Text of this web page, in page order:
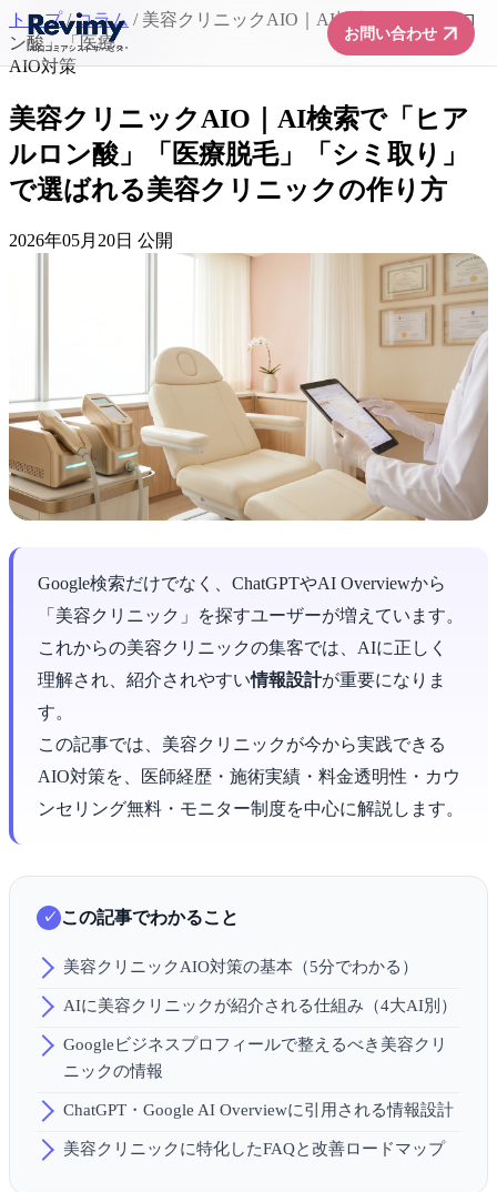
お問い合わせarrow_forward
トップ / コラム / 美容クリニックAIO｜AI検索で「ヒアルロ
ン酸」「医療...
AIO対策
美容クリニックAIO｜AI検索で「ヒア
ルロン酸」「医療脱毛」「シミ取り」
で選ばれる美容クリニックの作り方
2026年05月20日 公開
Google検索だけでなく、ChatGPTやAI Overviewから
「美容クリニック」を探すユーザーが増えています。
これからの美容クリニックの集客では、AIに正しく
理解され、紹介されやすい情報設計が重要になりま
す。
この記事では、美容クリニックが今から実践できる
AIO対策を、医師経歴・施術実績・料金透明性・カウ
ンセリング無料・モニター制度を中心に解説します。
この記事でわかること
美容クリニックAIO対策の基本（5分でわかる）
AIに美容クリニックが紹介される仕組み（4大AI別）
Googleビジネスプロフィールで整えるべき美容クリ
ニックの情報
ChatGPT・Google AI Overviewに引用される情報設計
美容クリニックに特化したFAQと改善ロードマップ